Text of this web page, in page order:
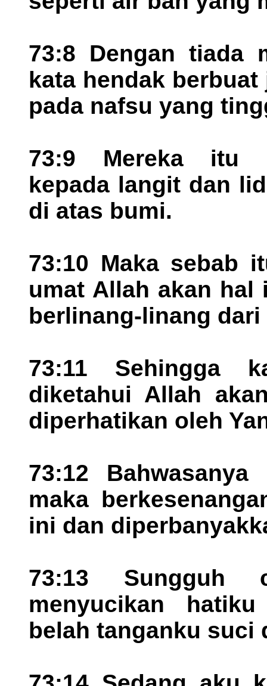
73:8 Dengan tiada
kata hendak
pada nafsu yang
73:9 Mereka itu
kepada langit dan
di atas bumi.
73:10 Maka sebab
umat Allah akan hal
berlinang-linang dari
73:11 Sehingga
diketahui Allah
diperhatikan oleh
73:12
maka
ini dan
73:13 Sungguh
menyucikan
belah tanganku suci